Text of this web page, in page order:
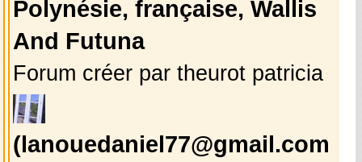
Polynésie, française, Wallis
And Futuna
Forum créer par theurot patricia
(lanouedaniel77@gmail.com